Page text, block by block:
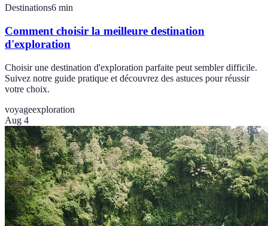
Destinations6 min
Comment choisir la meilleure destination
d'exploration
Choisir une destination d'exploration parfaite peut sembler difficile.
Suivez notre guide pratique et découvrez des astuces pour réussir
votre choix.
voyageexploration
Aug 4